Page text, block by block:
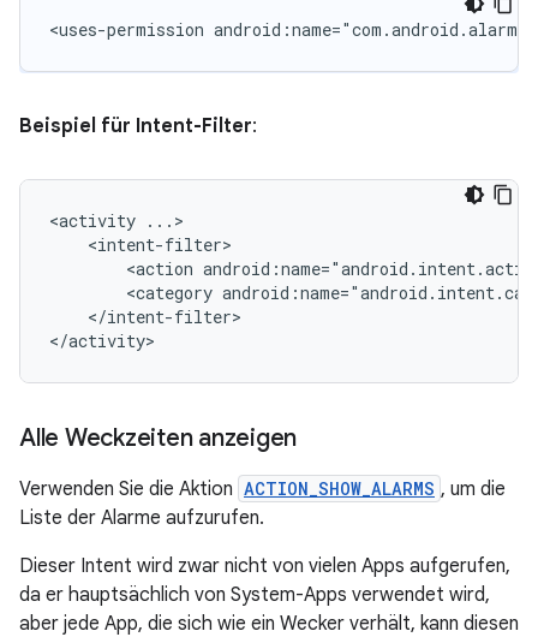
<uses-permission
Beispiel für Intent-Filter:
<activity
<action
<category
</intent-filter>
</activity>
Alle Weckzeiten anzeigen
Verwenden Sie die Aktion ACTION_SHOW_ALARMS , um die
Liste der Alarme aufzurufen.
Dieser Intent wird zwar nicht von vielen Apps aufgerufen,
da er hauptsächlich von System-Apps verwendet wird,
aber jede App, die sich wie ein Wecker verhält, kann diesen